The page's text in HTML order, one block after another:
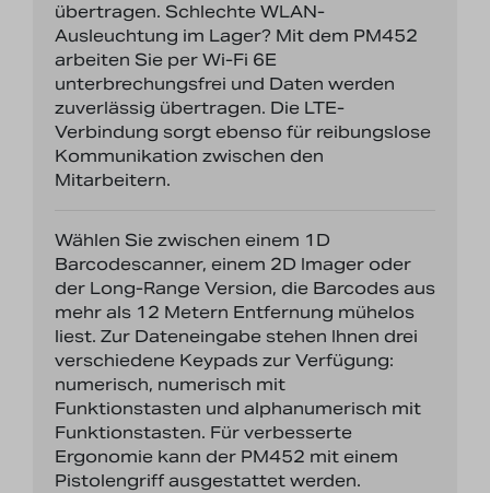
übertragen. Schlechte WLAN-
Ausleuchtung im Lager? Mit dem PM452
arbeiten Sie per Wi-Fi 6E
unterbrechungsfrei und Daten werden
zuverlässig übertragen. Die LTE-
Verbindung sorgt ebenso für reibungslose
Kommunikation zwischen den
Mitarbeitern.
Wählen Sie zwischen einem 1D
Barcodescanner, einem 2D Imager oder
der Long-Range Version, die Barcodes aus
mehr als 12 Metern Entfernung mühelos
liest. Zur Dateneingabe stehen Ihnen drei
verschiedene Keypads zur Verfügung:
numerisch, numerisch mit
Funktionstasten und alphanumerisch mit
Funktionstasten. Für verbesserte
Ergonomie kann der PM452 mit einem
Pistolengriff ausgestattet werden.